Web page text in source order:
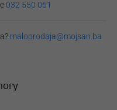
032 550 061
maloprodaja@mojsan.ba